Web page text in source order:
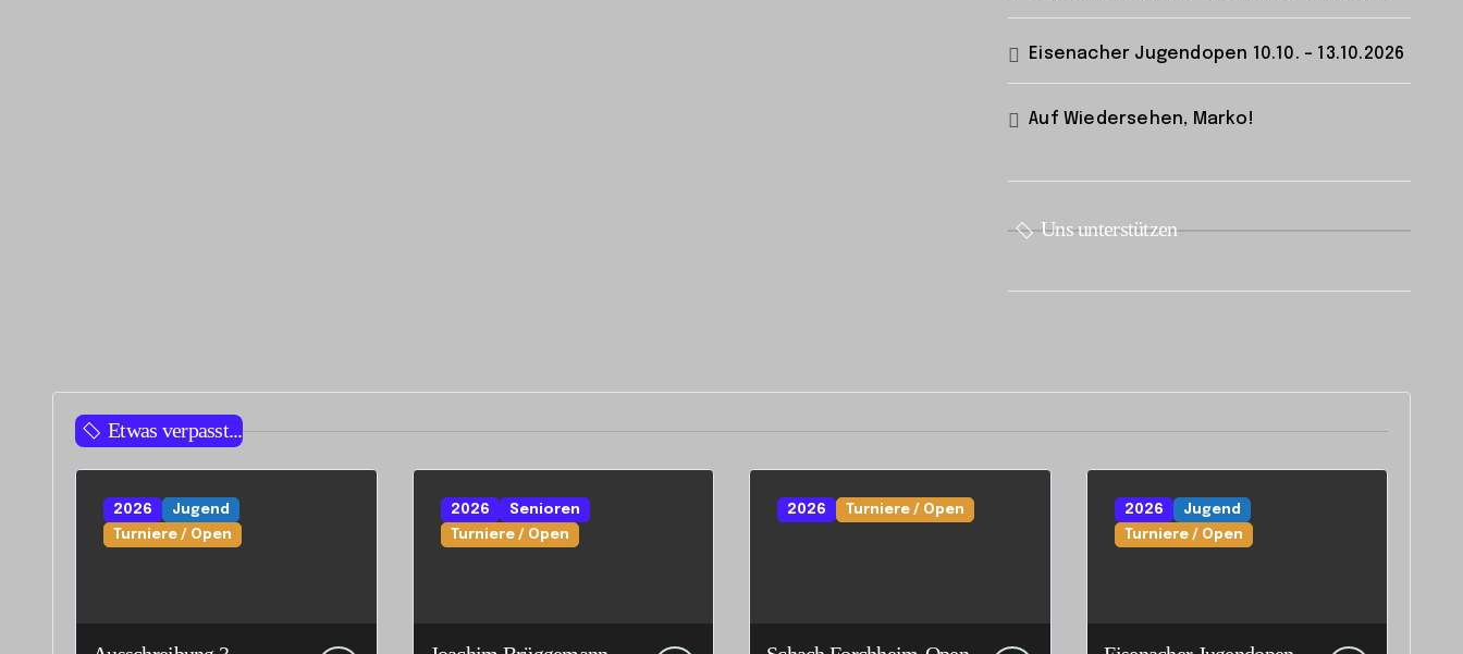
Eisenacher Jugendopen 10.10. – 13.10.2026
Auf Wiedersehen, Marko!
Uns unterstützen
Etwas verpasst...
2026
Jugend
Turniere / Open
2026
Senioren
Turniere / Open
2026 Turniere / Open 2026
Jugend
Turniere / Open